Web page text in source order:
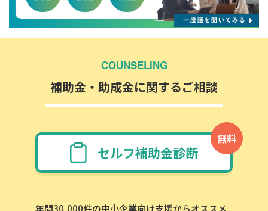
COUNSELING
補助金・助成金に関するご相談
無料
セルフ補助金診断
年間30,000件の中小企業向け支援からオススメ